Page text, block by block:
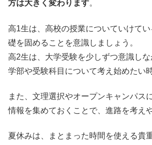
方は大きく変わります。
高1生は、高校の授業についていけて
礎を固めることを意識しましょう。
高2生は、大学受験を少しずつ意識し
学部や受験科目について考え始めたい
また、文理選択やオープンキャンパス
情報を集めておくことで、進路を考え
夏休みは、まとまった時間を使える貴